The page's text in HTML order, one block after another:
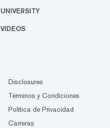
UNIVERSITY
VIDEOS
Disclosures
Términos y Condiciones
Política de Privacidad
Carreras